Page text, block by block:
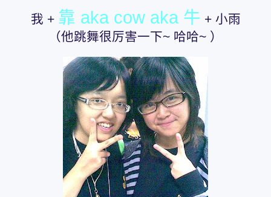
我 + 靠 aka cow aka 牛 + 小雨
（他跳舞很厉害一下~ 哈哈~ ）